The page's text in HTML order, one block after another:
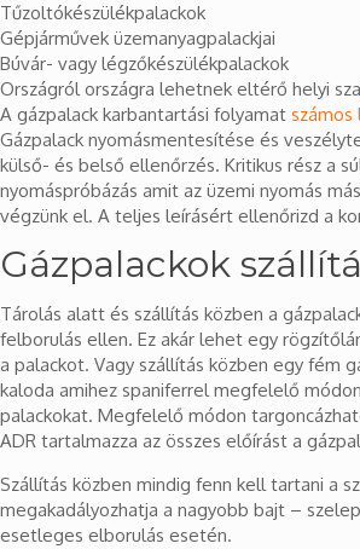
Tűzoltókészülékpalackok
Gépjárművek üzemanyagpalackjai
Búvár- vagy légzőkészülékpalackok
Országról országra lehetnek eltérő helyi
A gázpalack karbantartási folyamat
Gázpalack nyomásmentesítése és
külső- és belső ellenőrzés. Kritikus rész a
nyomáspróbázás amit az üzemi nyomás
végzünk el. A teljes leírásért ellenőrizd a
Gázpalackok
Tárolás alatt és szállítás közben a
felborulás ellen. Ez akár lehet egy
a palackot. Vagy szállítás közben egy fém
kaloda amihez spaniferrel megfelelő
palackokat. Megfelelő módon
ADR tartalmazza az összes előírást a
Szállítás közben mindig fenn kell tartani a
megakadályozhatja a nagyobb bajt –
esetleges elborulás esetén.